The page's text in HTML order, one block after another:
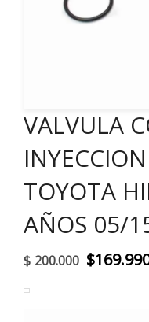
VALVULA
TOYOTA
AÑOS 05/
$ 200.000 El
original
$